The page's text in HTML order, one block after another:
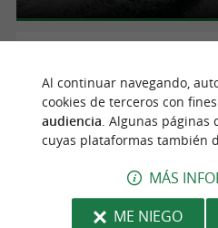
Eaux
Al continuar navegando,
cookies de terceros con
audiencia . Algunas
cuyas plataformas también
MÁS
ME NIEGO